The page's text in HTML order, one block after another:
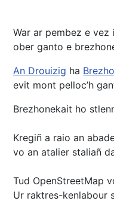
War ar pembez e
ober ganto e
An Drouizig ha
evit mont pelloc’h
Brezhonekait ho
Kregiñ a raio an
vo an atalier staliañ
Tud OpenStreetMap
Ur raktres-kenlabour